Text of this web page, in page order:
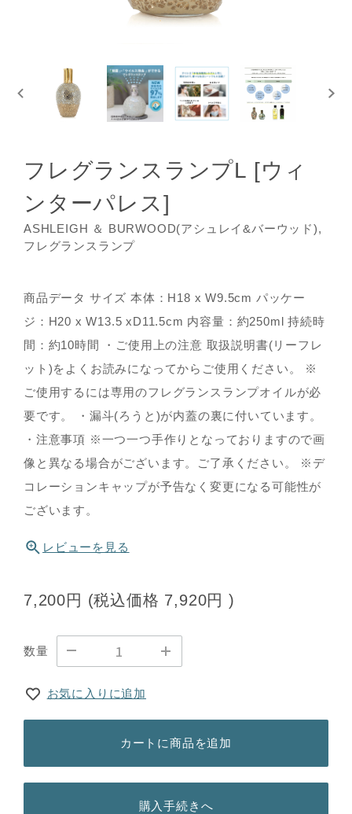
フレグランスランプL [ウィ
ンターパレス]
ASHLEIGH ＆ BURWOOD(アシュレイ&バーウッド),
フレグランスランプ
商品データ サイズ 本体：H18 x W9.5cm パッケー
ジ：H20 x W13.5 xD11.5cm 内容量：約250ml 持続時
間：約10時間 ・ご使用上の注意 取扱説明書(リーフレ
ット)をよくお読みになってからご使用ください。 ※
ご使用するには専用のフレグランスランプオイルが必
要です。 ・漏斗(ろうと)が内蓋の裏に付いています。
・注意事項 ※一つ一つ手作りとなっておりますので画
像と異なる場合がございます。ご了承ください。 ※デ
コレーションキャップが予告なく変更になる可能性が
ございます。
レビューを見る
7,200円 (税込価格 7,920円 )
数量
お気に入りに追加
カートに商品を追加
購入手続きへ